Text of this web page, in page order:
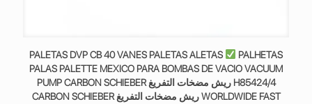
PALETAS DVP CB 40 VANES PALETAS ALETAS
PALHETAS
PALAS PALETTE MEXICO PARA BOMBAS DE VACIO VACUUM
PUMP CARBON SCHIEBER ريش مضخات التفريغ H85424/4
CARBON SCHIEBER ريش مضخات التفريغ WORLDWIDE FAST